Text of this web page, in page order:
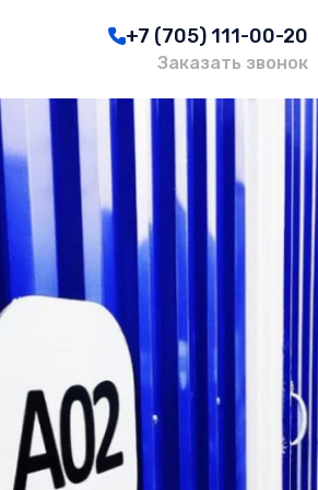
+7 (705) 111-00-20
Заказать звонок